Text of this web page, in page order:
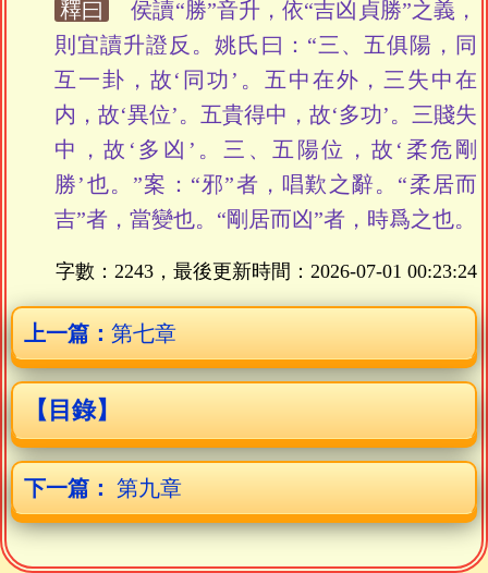
釋曰
侯讀“勝”音升，依“吉凶貞勝”之義，
則宜讀升證反。姚氏曰：“三、五俱陽，同
互一卦，故‘同功’。五中在外，三失中在
内，故‘異位’。五貴得中，故‘多功’。三賤失
中，故‘多凶’。三、五陽位，故‘柔危剛
勝’也。”案：“邪”者，唱歎之辭。“柔居而
吉”者，當變也。“剛居而凶”者，時爲之也。
字數：2243，最後更新時間： 2026-07-01 00:23:24
上一篇： 第七章
【目錄】
下一篇： 第九章